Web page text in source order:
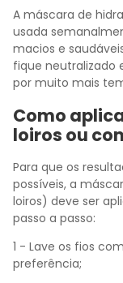
A máscara de
usada
macios e
fique neutralizado
por muito mais
Como
loiros ou
Para que os
possíveis, a
loiros) deve ser
passo a passo:
1 - Lave os fios
preferência;